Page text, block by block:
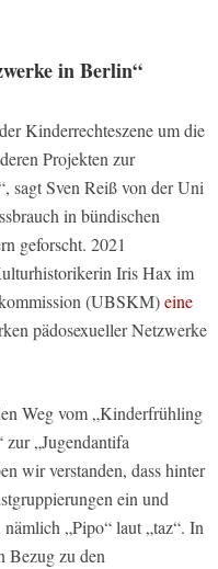
in Berlin“
Kinderrechteszene um die
Projekten zur
sagt Sven Reiß von der Uni
in bündischen
geforscht. 2021
Iris Hax im
(UBSKM)eine
pädosexueller Netzwerke
Weg vom „Kinderfrühling
„Jugendantifa
wir verstanden, dass hinter
ein und
„Pipo“ laut „taz“. In
Bezug zu den